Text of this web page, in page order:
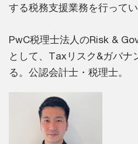
する税務支援業務を行ってい
PwC税理士法人のRisk &
として、Taxリスク&ガバナ
る。公認会計士・税理士。